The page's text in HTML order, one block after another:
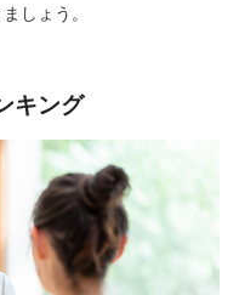
しょう。
キング